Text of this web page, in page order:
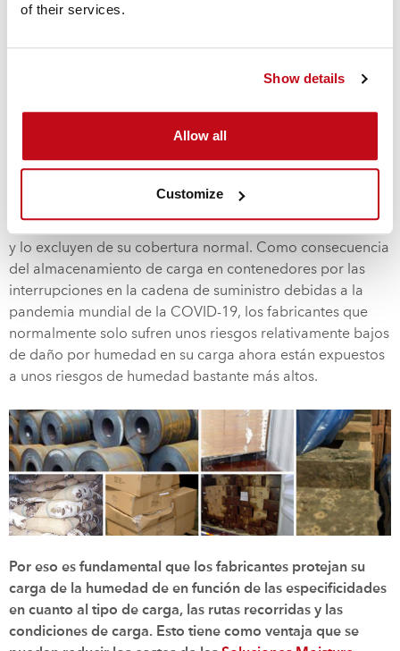
of their services.
Show details
Allow all
Customize
aumenta en un 4,2 % por cada día de retraso durante el
casos y, cuanto más tiempo permanezca la carga en un
condensada en el techo del contenedor aumenta de
manera considerable cuando los contenedores sufren
riesgo que normalmente no se puede asegurar, ya que las
y lo excluyen de su cobertura normal. Como consecuencia
del almacenamiento de carga en contenedores por las
interrupciones en la cadena de suministro debidas a la
pandemia mundial de la COVID-19, los fabricantes que
normalmente solo sufren unos riesgos relativamente bajos
de daño por humedad en su carga ahora están expuestos
a unos riesgos de humedad bastante más altos.
Por eso es fundamental que los fabricantes protejan su
carga de la humedad de en función de las especificidades
en cuanto al tipo de carga, las rutas recorridas y las
condiciones de carga. Esto tiene como ventaja que se